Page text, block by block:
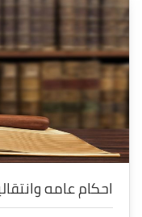
احكام عامه